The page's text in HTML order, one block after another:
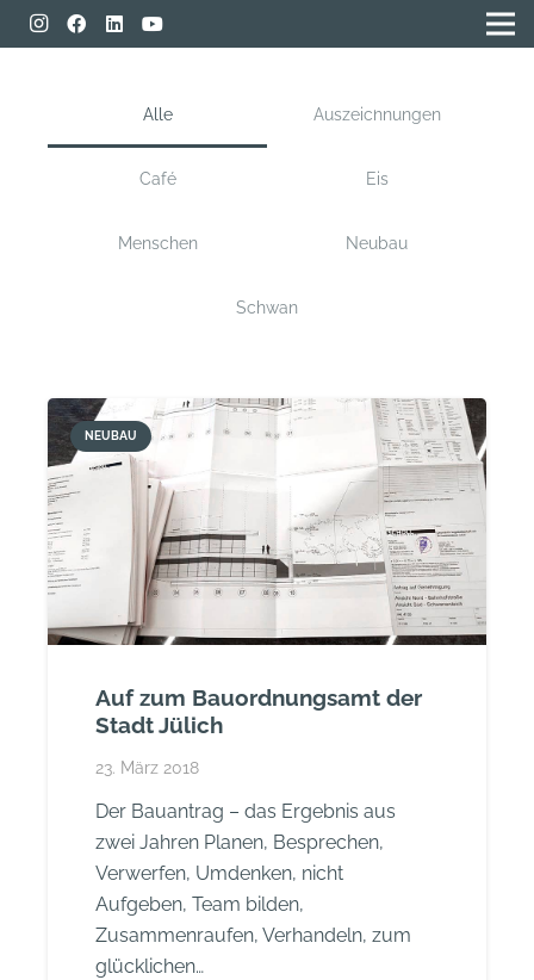
Alle Auszeichnungen
Café Eis
Menschen Neubau
Schwan
NEUBAU
Auf zum Bauordnungsamt der
Stadt Jülich
23. März 2018
Der Bauantrag – das Ergebnis aus
zwei Jahren Planen, Besprechen,
Verwerfen, Umdenken, nicht
Aufgeben, Team bilden,
Zusammenraufen, Verhandeln, zum
glücklichen…